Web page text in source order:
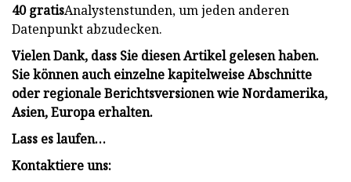
40 gratisAnalystenstunden, um jeden anderen
Datenpunkt abzudecken.
Vielen Dank, dass Sie diesen Artikel gelesen haben.
Sie können auch einzelne kapitelweise Abschnitte
oder regionale Berichtsversionen wie Nordamerika,
Asien, Europa erhalten.
Lass es laufen…
Kontaktiere uns: